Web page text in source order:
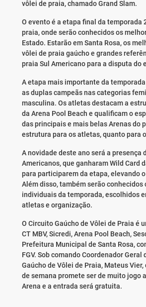
vôlei de praia, chamado Grand Slam.
O evento é a etapa final da temporada
praia, onde serão conhecidos os
Estado. Estarão em Santa Rosa, os
vôlei de praia gaúcho e grandes
praia Sul Americano para a disputa do
A etapa mais importante da
as duplas campeãs nas categorias
masculina. Os atletas destacam a
da Arena Pool Beach e qualificam o
das principais e mais belas Arenas do
estrutura para os atletas, quanto para
A novidade deste ano será a presença
Americanos, que ganharam Wild Card
para participarem da etapa, elevando
Além disso, também serão conhecidos
individuais da temporada, escolhidos
atletas e organização.
O Circuito Gaúcho de Vôlei de Praia é
CT MBV, Sicredi, Arena Pool Beach,
Prefeitura Municipal de Santa Rosa,
FGV. Sob comando Coordenador Geral
Gaúcho de Vôlei de Praia, Mateus Vier,
de semana promete ser de muito jogo
Arena e a entrada será gratuita.